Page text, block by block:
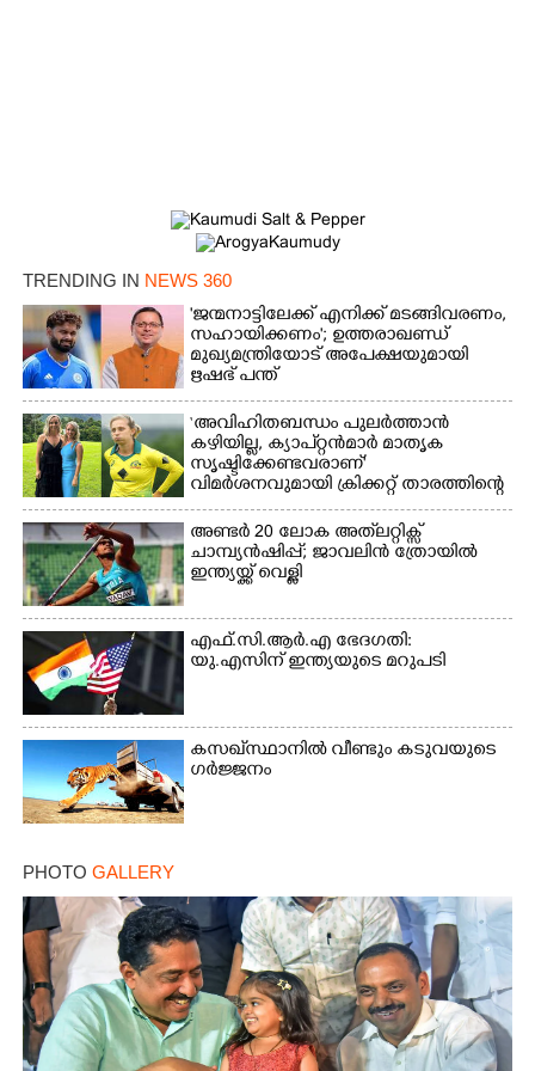
TRENDING IN NEWS 360
'ജന്മനാട്ടിലേക്ക് എനിക്ക് മടങ്ങിവരണം,
സഹായിക്കണം'; ഉത്തരാഖണ്ഡ്
മുഖ്യമന്ത്രിയോട് അപേക്ഷയുമായി
ഋഷഭ് പന്ത്
‘അവിഹിതബന്ധം പുലർത്താൻ
കഴിയില്ല,​ ക്യാപ്റ്റൻമാർ മാതൃക
സൃഷ്ടിക്കേണ്ടവരാണ്'
വിമർശനവുമായി ക്രിക്കറ്റ് താരത്തിന്റെ
ഭാര്യ
അണ്ടർ 20 ലോക അത്‌ലറ്റിക്സ്
ചാമ്പ്യൻഷിപ്പ്; ജാവലിൻ ത്രോയിൽ
ഇന്ത്യയ്ക്ക് വെള്ളി
എഫ്.സി.ആർ.എ ഭേദഗതി:
യു.എസിന് ഇന്ത്യയുടെ മറുപടി
കസഖ്‌സ്ഥാനിൽ വീണ്ടും കടുവയുടെ
ഗർജ്ജനം
PHOTO GALLERY